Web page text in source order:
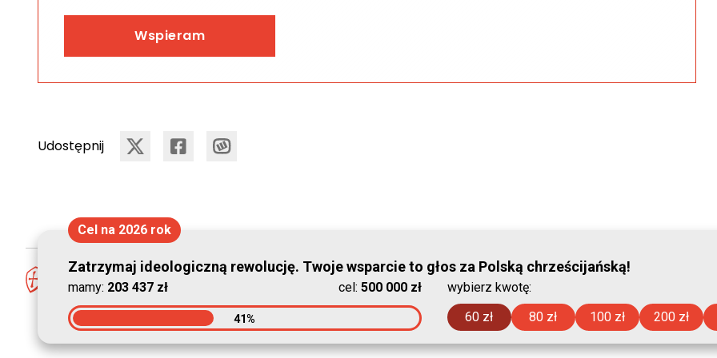
Wspieram
Udostępnij
©
Cel na 2026 rok
Zatrzymaj ideologiczną rewolucję. Twoje wsparcie to głos za Polską chrześcijańską!
mamy: 203 437 zł cel: 500 000 zł
41%
wybierz kwotę:
60 zł
80 zł 100 zł 200 zł